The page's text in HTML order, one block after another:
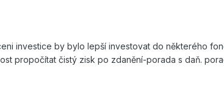
investice by bylo lepší investovat do některého
propočítat čistý zisk po zdanění-porada s daň.